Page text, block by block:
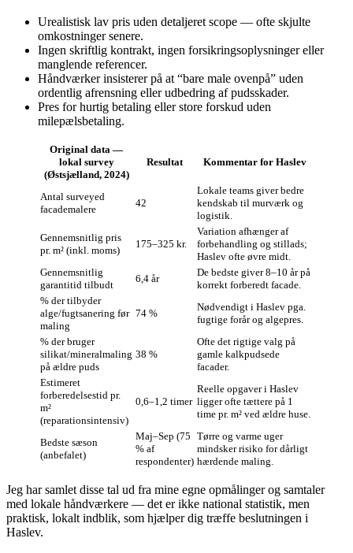
Urealistisk lav pris uden detaljeret scope — ofte skjulte
omkostninger senere.
Ingen skriftlig kontrakt, ingen forsikringsoplysninger eller
manglende referencer.
Håndværker insisterer på at “bare male ovenpå” uden
ordentlig afrensning eller udbedring af pudsskader.
Pres for hurtig betaling eller store forskud uden
milepælsbetaling.
Original data —
lokal survey
(Østsjælland, 2024)
Resultat Kommentar for Haslev
Antal surveyed
facademalere
42
Lokale teams giver bedre
kendskab til murværk og
logistik.
Gennemsnitlig pris
pr. m² (inkl. moms)
175–325 kr.
Variation afhænger af
forbehandling og stillads;
Haslev ofte øvre midt.
Gennemsnitlig
garantitid tilbudt
6,4 år
De bedste giver 8–10 år på
korrekt forberedt facade.
% der tilbyder
alge/fugtsanering før
maling
74 %
Nødvendigt i Haslev pga.
fugtige forår og algepres.
% der bruger
silikat/mineralmaling
på ældre puds
38 %
Ofte det rigtige valg på
gamle kalkpudsede
facader.
Estimeret
forberedelsestid pr.
m²
(reparationsintensiv)
0,6–1,2 timer
Reelle opgaver i Haslev
ligger ofte tættere på 1
time pr. m² ved ældre huse.
Bedste sæson
(anbefalet)
Maj–Sep (75
% af
respondenter)
Tørre og varme uger
mindsker risiko for dårligt
hærdende maling.
Jeg har samlet disse tal ud fra mine egne opmålinger og samtaler
med lokale håndværkere — det er ikke national statistik, men
praktisk, lokalt indblik, som hjælper dig træffe beslutningen i
Haslev.